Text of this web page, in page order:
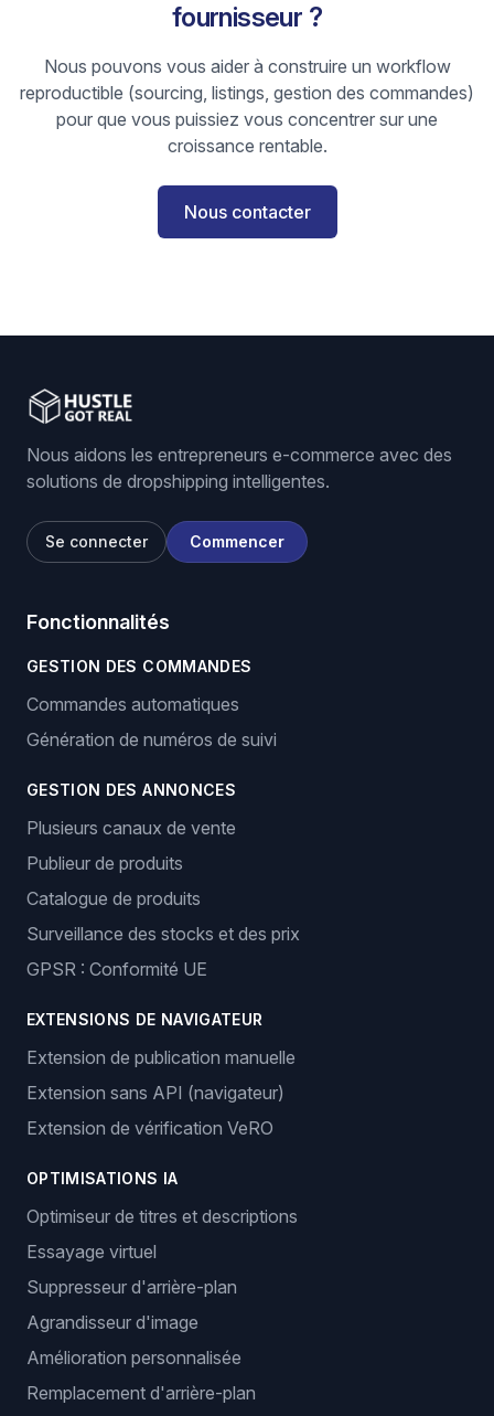
fournisseur ?
Nous pouvons vous aider à construire un workflow
reproductible (sourcing, listings, gestion des commandes)
pour que vous puissiez vous concentrer sur une
croissance rentable.
Nous contacter
Nous aidons les entrepreneurs e-commerce avec des
solutions de dropshipping intelligentes.
Se connecter Commencer
Fonctionnalités
GESTION DES COMMANDES
Commandes automatiques
Génération de numéros de suivi
GESTION DES ANNONCES
Plusieurs canaux de vente
Publieur de produits
Catalogue de produits
Surveillance des stocks et des prix
GPSR : Conformité UE
EXTENSIONS DE NAVIGATEUR
Extension de publication manuelle
Extension sans API (navigateur)
Extension de vérification VeRO
OPTIMISATIONS IA
Optimiseur de titres et descriptions
Essayage virtuel
Suppresseur d'arrière-plan
Agrandisseur d'image
Amélioration personnalisée
Remplacement d'arrière-plan